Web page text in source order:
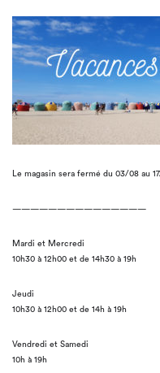
Le magasin sera fermé du 03/08 au
———————————————
Mardi et Mercredi
10h30 à 12h00 et de 14h30 à 19h
Jeudi
10h30 à 12h00 et de 14h à 19h
Vendredi et Samedi
10h à 19h